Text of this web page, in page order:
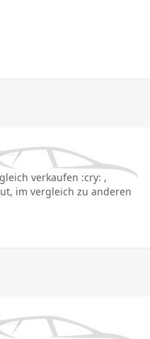
verkaufen :cry: ,
im vergleich zu anderen